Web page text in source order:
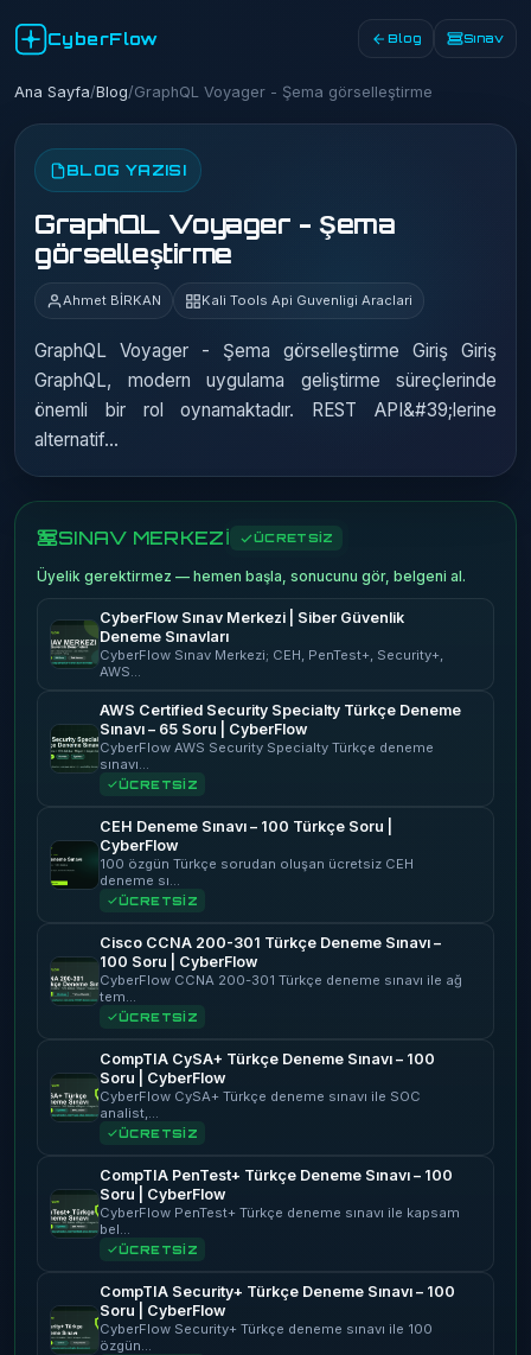
CyberFlow Blog Sınav
Ana Sayfa/Blog/GraphQL Voyager - Şema görselleştirme
BLOG YAZISI
GraphQL Voyager - Şema
görselleştirme
Ahmet BİRKAN Kali Tools Api Guvenligi Araclari
GraphQL Voyager - Şema görselleştirme Giriş Giriş
GraphQL, modern uygulama geliştirme süreçlerinde
önemli bir rol oynamaktadır. REST API&#39;lerine
alternatif…
SINAV MERKEZİ ÜCRETSİZ
Üyelik gerektirmez — hemen başla, sonucunu gör, belgeni al.
CyberFlow Sınav Merkezi | Siber Güvenlik
Deneme Sınavları
CyberFlow Sınav Merkezi; CEH, PenTest+, Security+,
AWS…
AWS Certified Security Specialty Türkçe Deneme
Sınavı – 65 Soru | CyberFlow
CyberFlow AWS Security Specialty Türkçe deneme
sınavı…
ÜCRETSİZ
CEH Deneme Sınavı – 100 Türkçe Soru |
CyberFlow
100 özgün Türkçe sorudan oluşan ücretsiz CEH
deneme sı…
ÜCRETSİZ
Cisco CCNA 200-301 Türkçe Deneme Sınavı –
100 Soru | CyberFlow
CyberFlow CCNA 200-301 Türkçe deneme sınavı ile ağ
tem…
ÜCRETSİZ
CompTIA CySA+ Türkçe Deneme Sınavı – 100
Soru | CyberFlow
CyberFlow CySA+ Türkçe deneme sınavı ile SOC
analist,…
ÜCRETSİZ
CompTIA PenTest+ Türkçe Deneme Sınavı – 100
Soru | CyberFlow
CyberFlow PenTest+ Türkçe deneme sınavı ile kapsam
bel…
ÜCRETSİZ
CompTIA Security+ Türkçe Deneme Sınavı – 100
Soru | CyberFlow
CyberFlow Security+ Türkçe deneme sınavı ile 100
özgün…